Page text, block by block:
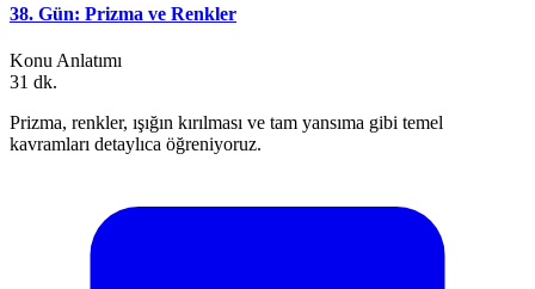
38. Gün: Prizma ve Renkler
Konu Anlatımı
31 dk.
Prizma, renkler, ışığın kırılması ve tam yansıma gibi temel
kavramları detaylıca öğreniyoruz.